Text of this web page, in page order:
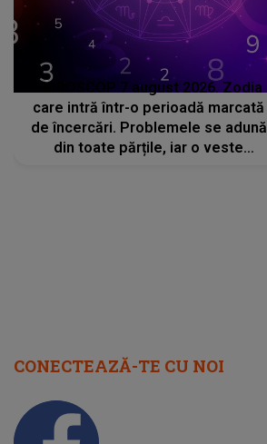
HOROSCOP 7 august 2026. Zodia
care intră într-o perioadă marcată
de încercări. Problemele se adună
din toate părțile, iar o veste
CONECTEAZĂ-TE CU NOI